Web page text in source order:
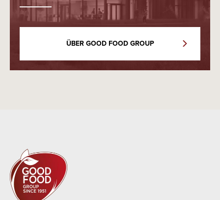
ÜBER GOOD FOOD GROUP